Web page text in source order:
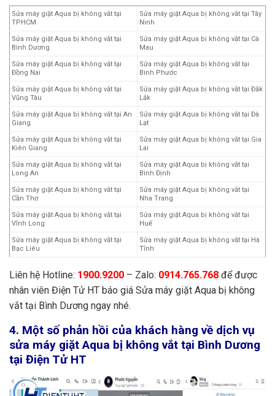
Sửa máy giặt Aqua bị không vắt tại
TPHCM
Sửa máy giặt Aqua bị không vắt tại Tây
Ninh
Sửa máy giặt Aqua bị không vắt tại
Bình Dương
Sửa máy giặt Aqua bị không vắt tại Cà
Mau
Sửa máy giặt Aqua bị không vắt tại
Đồng Nai
Sửa máy giặt Aqua bị không vắt tại
Bình Phước
Sửa máy giặt Aqua bị không vắt tại
Vũng Tàu
Sửa máy giặt Aqua bị không vắt tại Đắk
Lắk
Sửa máy giặt Aqua bị không vắt tại An
Giang
Sửa máy giặt Aqua bị không vắt tại Đà
Lạt
Sửa máy giặt Aqua bị không vắt tại
Kiên Giang
Sửa máy giặt Aqua bị không vắt tại Gia
Lai
Sửa máy giặt Aqua bị không vắt tại
Long An
Sửa máy giặt Aqua bị không vắt tại
Bình Định
Sửa máy giặt Aqua bị không vắt tại
Cần Thơ
Sửa máy giặt Aqua bị không vắt tại
Nha Trang
Sửa máy giặt Aqua bị không vắt tại
Vĩnh Long
Sửa máy giặt Aqua bị không vắt tại
Huế
Sửa máy giặt Aqua bị không vắt tại
Bạc Liêu
Sửa máy giặt Aqua bị không vắt tại Hà
Tĩnh
Liên hệ Hotline: 1900.9200 – Zalo: 0914.765.768 để được
nhân viên Điện Tử HT báo giá Sửa máy giặt Aqua bị không
vắt tại Bình Dương ngay nhé.
4. Một số phản hồi của khách hàng về dịch vụ
sửa máy giặt Aqua bị không vắt tại Bình Dương
tại Điện Tử HT